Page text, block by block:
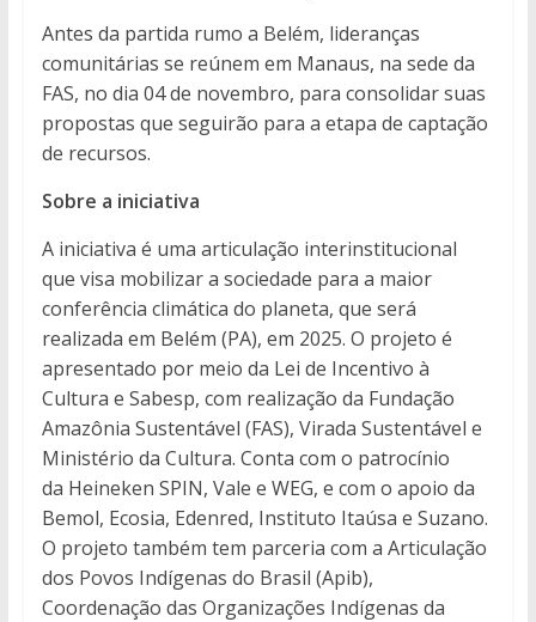
Antes da partida rumo a Belém, lideranças
comunitárias se reúnem em Manaus, na sede da
FAS, no dia 04 de novembro, para consolidar suas
propostas que seguirão para a etapa de captação
de recursos.
Sobre a iniciativa
A iniciativa é uma articulação interinstitucional
que visa mobilizar a sociedade para a maior
conferência climática do planeta, que será
realizada em Belém (PA), em 2025. O projeto é
apresentado por meio da Lei de Incentivo à
Cultura e Sabesp, com realização da Fundação
Amazônia Sustentável (FAS), Virada Sustentável e
Ministério da Cultura. Conta com o patrocínio
da Heineken SPIN, Vale e WEG, e com o apoio da
Bemol, Ecosia, Edenred, Instituto Itaúsa e Suzano.
O projeto também tem parceria com a Articulação
dos Povos Indígenas do Brasil (Apib),
Coordenação das Organizações Indígenas da